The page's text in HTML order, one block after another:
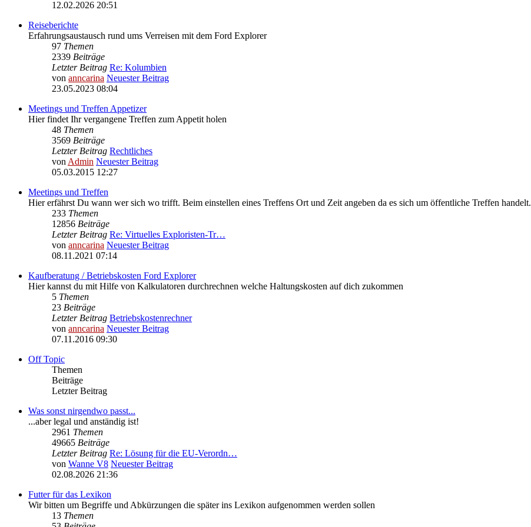
12.02.2026 20:51
Reiseberichte
Erfahrungsaustausch rund ums Verreisen mit dem Ford Explorer
97 Themen
2339 Beiträge
Letzter Beitrag Re: Kolumbien
von anncarina Neuester Beitrag
23.05.2023 08:04
Meetings und Treffen Appetizer
Hier findet Ihr vergangene Treffen zum Appetit holen
48 Themen
3569 Beiträge
Letzter Beitrag Rechtliches
vonAdmin Neuester Beitrag
05.03.2015 12:27
Meetings und Treffen
Hier erfährst Du wann wer sich wo trifft. Beim einstellen eines Treffens Ort und Zeit angeben da es sich um öffentliche Treffen handelt.
233 Themen
12856 Beiträge
Letzter Beitrag Re: Virtuelles Exploristen-Tr…
von anncarina Neuester Beitrag
08.11.2021 07:14
Kaufberatung / Betriebskosten Ford Explorer
Hier kannst du mit Hilfe von Kalkulatoren durchrechnen welche Haltungskosten auf dich zukommen
5 Themen
23 Beiträge
Letzter Beitrag Betriebskostenrechner
von anncarina Neuester Beitrag
07.11.2016 09:30
Off Topic
Themen
Beiträge
Letzter Beitrag
Was sonst nirgendwo passt...
...aber legal und anständig ist!
2961 Themen
49665 Beiträge
Letzter Beitrag Re: Lösung für die EU‑Verordn…
von Wanne V8 Neuester Beitrag
02.08.2026 21:36
Futter für das Lexikon
Wir bitten um Begriffe und Abkürzungen die später ins Lexikon aufgenommen werden sollen
13 Themen